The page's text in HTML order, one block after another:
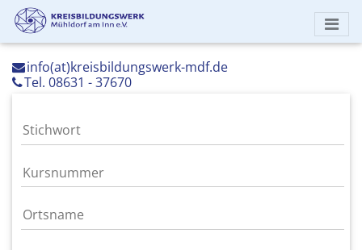
info(at)kreisbildungswerk-mdf.de
Tel. 08631 - 37670